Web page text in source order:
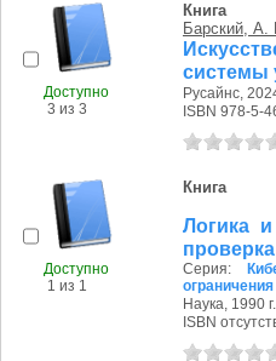
Доступно
3 из 3
Книга
Барский, А.
системы
Русайнс,
ISBN 978-5-
Доступно
1 из 1
Книга
Логика
Серия:
ограничения
Наука, 1990 г.
ISBN